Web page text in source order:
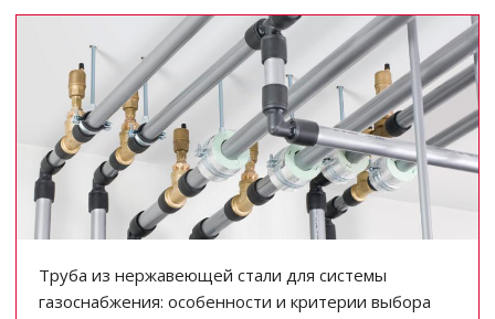
Труба из нержавеющей стали для системы
газоснабжения: особенности и критерии выбора